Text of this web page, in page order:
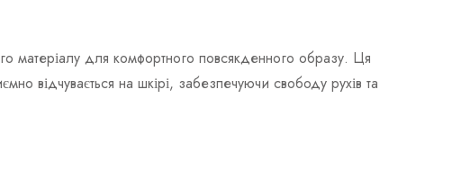
матеріалу для комфортного повсякденного образу. Ця
відчувається на шкірі, забезпечуючи свободу рухів та